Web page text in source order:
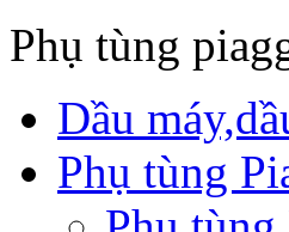
Phụ tùng
Dầu
Phụ tùng